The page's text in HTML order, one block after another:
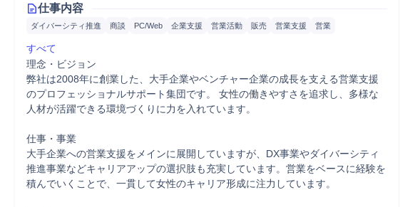
仕事内容
ダイバーシティ推進 商談 PC/Web 企業支援 営業活動 販売 営業支援 営業
すべて
理念・ビジョン
弊社は2008年に創業した、大手企業やベンチャー企業の成長を支える営業支援
のプロフェッショナルサポート集団です。 女性の働きやすさを追求し、多様な
人材が活躍できる環境づくりに力を入れています。
仕事・事業
大手企業への営業支援をメインに展開していますが、DX事業やダイバーシティ
推進事業などキャリアアップの選択肢も充実しています。営業をベースに経験を
積んでいくことで、一貫して女性のキャリア形成に注力しています。